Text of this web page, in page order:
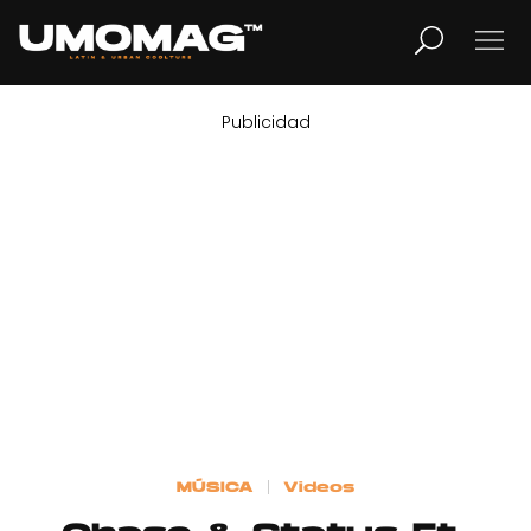
LIFESTYLE
Publicidad
MÚSICA Videos